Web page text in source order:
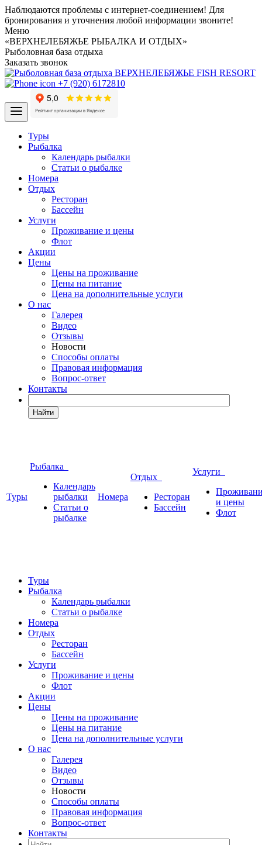
Наблюдаются проблемы с интернет-соединением! Для
бронирования и уточнения любой информации звоните!
Меню
«ВЕРХНЕЛЕБЯЖЬЕ РЫБАЛКА И ОТДЫХ»
Рыболовная база отдыха
Заказать звонок
+7 (920) 6172810
Туры
Рыбалка
Календарь рыбалки
Статьи о рыбалке
Номера
Отдых
Ресторан
Бассейн
Услуги
Проживание и цены
Флот
Акции
Цены
Цены на проживание
Цены на питание
Цена на дополнительные услуги
О нас
Галерея
Видео
Отзывы
Новости
Способы оплаты
Правовая информация
Вопрос-ответ
Контакты
Найти
Туры
Рыбалка
Календарь
рыбалки
Статьи о
рыбалке
Номера
Отдых
Ресторан
Бассейн
Услуги
и цены
Флот
Туры
Рыбалка
Календарь рыбалки
Статьи о рыбалке
Номера
Отдых
Ресторан
Бассейн
Услуги
Проживание и цены
Флот
Акции
Цены
Цены на проживание
Цены на питание
Цена на дополнительные услуги
О нас
Галерея
Видео
Отзывы
Новости
Способы оплаты
Правовая информация
Вопрос-ответ
Контакты